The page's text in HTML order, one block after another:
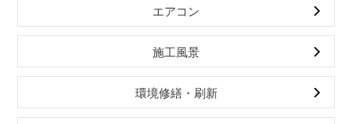
エアコン
施工風景
環境修繕・刷新